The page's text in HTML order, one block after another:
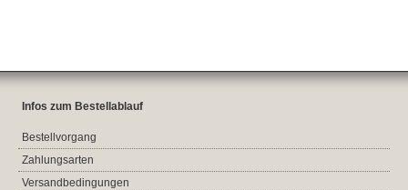
Infos zum Bestellablauf
Bestellvorgang
Zahlungsarten
Versandbedingungen